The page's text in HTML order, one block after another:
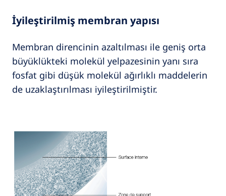
İyileştirilmiş membran yapısı
Membran direncinin azaltılması ile geniş orta
büyüklükteki molekül yelpazesinin yanı sıra
fosfat gibi düşük molekül ağırlıklı maddelerin
de uzaklaştırılması iyileştirilmiştir.